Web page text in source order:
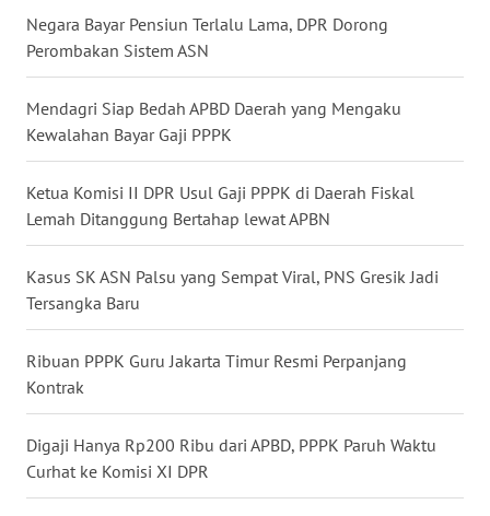
Negara Bayar Pensiun Terlalu Lama, DPR Dorong
Perombakan Sistem ASN
Mendagri Siap Bedah APBD Daerah yang Mengaku
Kewalahan Bayar Gaji PPPK
Ketua Komisi II DPR Usul Gaji PPPK di Daerah Fiskal
Lemah Ditanggung Bertahap lewat APBN
Kasus SK ASN Palsu yang Sempat Viral, PNS Gresik Jadi
Tersangka Baru
Ribuan PPPK Guru Jakarta Timur Resmi Perpanjang
Kontrak
Digaji Hanya Rp200 Ribu dari APBD, PPPK Paruh Waktu
Curhat ke Komisi XI DPR
WN
GORONTALO
WN
SULUT
WN
MALUKU
WN
WN
WN